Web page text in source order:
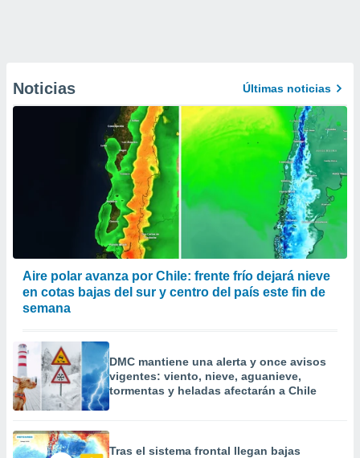
Noticias Últimas noticias
Aire polar avanza por Chile: frente frío dejará nieve
en cotas bajas del sur y centro del país este fin de
semana
DMC mantiene una alerta y once avisos
vigentes: viento, nieve, aguanieve,
tormentas y heladas afectarán a Chile
Tras el sistema frontal llegan bajas